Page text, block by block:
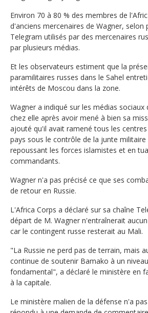
Environ 70 à 80 % des membres de
d'anciens mercenaires de Wagner, selon
Telegram utilisés par des mercenaires
par plusieurs médias.
Et les observateurs estiment que la
paramilitaires russes dans le Sahel
intérêts de Moscou dans la zone.
Wagner a indiqué sur les médias sociaux
chez elle après avoir mené à bien sa
ajouté qu'il avait ramené tous les
pays sous le contrôle de la junte militaire
repoussant les forces islamistes et en
commandants.
Wagner n'a pas précisé ce que ses
de retour en Russie.
L'Africa Corps a déclaré sur sa chaîne
départ de M. Wagner n'entraînerait
car le contingent russe resterait au Mali.
"La Russie ne perd pas de terrain, mais
continue de soutenir Bamako à un
fondamental", a déclaré le ministère en
à la capitale.
Le ministère malien de la défense n'a